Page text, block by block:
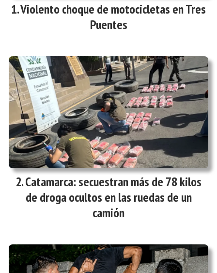
Violento choque de motocicletas en Tres
Puentes
Catamarca: secuestran más de 78 kilos
de droga ocultos en las ruedas de un
camión